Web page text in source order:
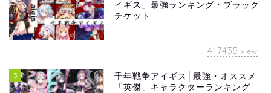
イギス」最強ランキング・ブラック
チケット
417435 view
3
千年戦争アイギス│最強・オススメ
「英傑」キャラクターランキング